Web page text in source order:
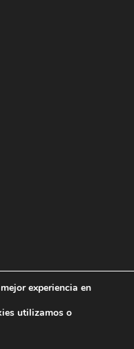
experiencia en
utilizamos o